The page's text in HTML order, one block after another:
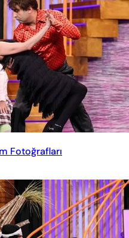
Fotoğrafları